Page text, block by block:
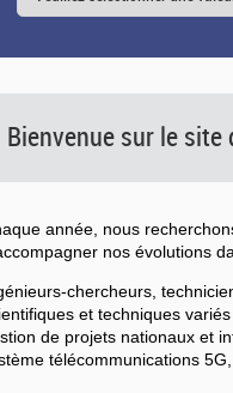
Bienvenue sur le site
année, nous
nos évolutions
chercheurs,
et techniques
de projets nationaux et
télécommunications